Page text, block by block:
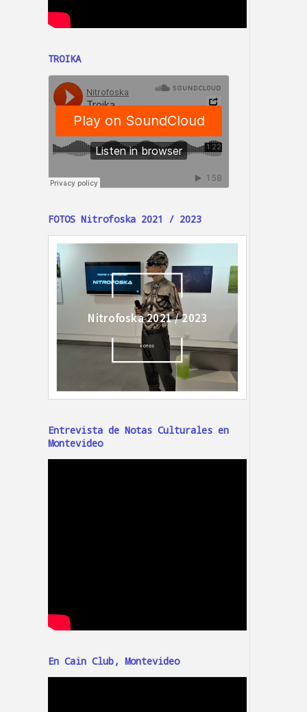
TROIKA
FOTOS Nitrofoska 2021 / 2023
Entrevista de Notas Culturales en
Montevideo
En Cain Club, Montevideo